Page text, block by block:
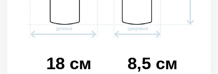
18 см 8,5 см